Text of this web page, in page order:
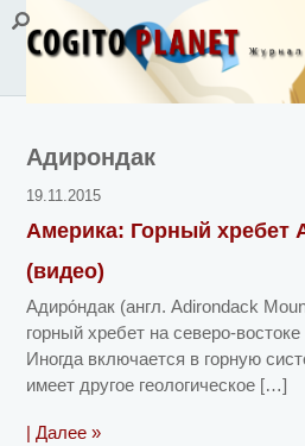
Адирондак
19.11.2015
Америка: Горный хребет
(видео)
Адиро́ндак (англ. Adirondack
горный хребет на северо-
Иногда включается в горную
имеет другое геологическое […]
| Далее »